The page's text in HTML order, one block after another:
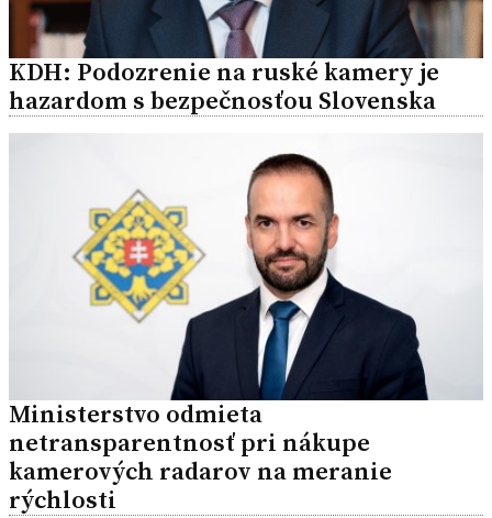
KDH: Podozrenie na ruské kamery je
hazardom s bezpečnosťou Slovenska
Ministerstvo odmieta
netransparentnosť pri nákupe
kamerových radarov na meranie
rýchlosti